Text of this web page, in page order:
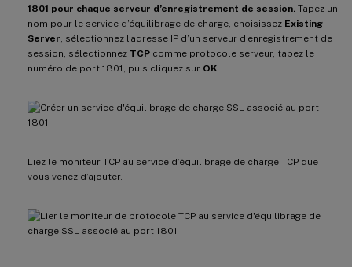
1801 pour chaque serveur d’enregistrement de session. Tapez un
nom pour le service d’équilibrage de charge, choisissez Existing
Server , sélectionnez l’adresse IP d’un serveur d’enregistrement de
session, sélectionnez TCP comme protocole serveur, tapez le
numéro de port 1801, puis cliquez sur OK
Liez le moniteur TCP au service d’équilibrage de charge TCP que
vous venez d’ajouter.